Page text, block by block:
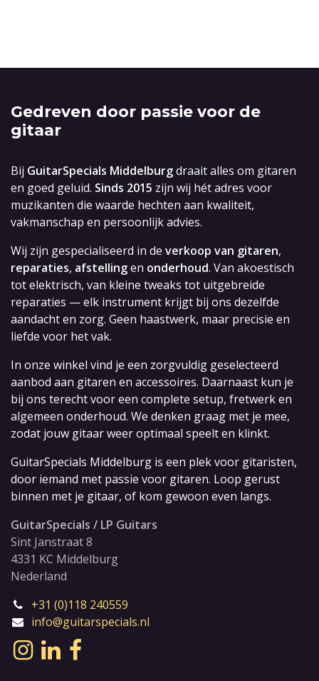
Gedreven door passie voor de
gitaar
Bij GuitarSpecials Middelburgdraait alles om gitaren
en goed geluid. Sinds 2015 zijn wij hét adres voor
muzikanten die waarde hechten aan kwaliteit,
vakmanschap en persoonlijk advies.
Wij zijn gespecialiseerd in de verkoop van gitaren,
reparaties, afstellingen onderhoud. Van akoestisch
tot elektrisch, van kleine tweaks tot uitgebreide
reparaties — elk instrument krijgt bij ons dezelfde
aandacht en zorg. Geen haastwerk, maar precisie en
liefde voor het vak.
In onze winkel vind je een zorgvuldig geselecteerd
aanbod aan gitaren en accessoires. Daarnaast kun je
bij ons terecht voor een complete setup, fretwerk en
algemeen onderhoud. We denken graag met je mee,
zodat jouw gitaar weer optimaal speelt en klinkt.
GuitarSpecials Middelburg is een plek voor gitaristen,
door iemand met passie voor gitaren. Loop gerust
binnen met je gitaar, of kom gewoon even langs.
GuitarSpecials / LP Guitars
Sint Janstraat 8
4331 KC Middelburg
Nederland
+31 (0)118 240559
info@guitarspecials.nl